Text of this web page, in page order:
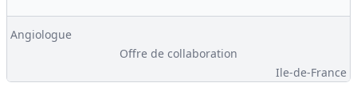
Angiologue
Offre de collaboration
Ile-de-France